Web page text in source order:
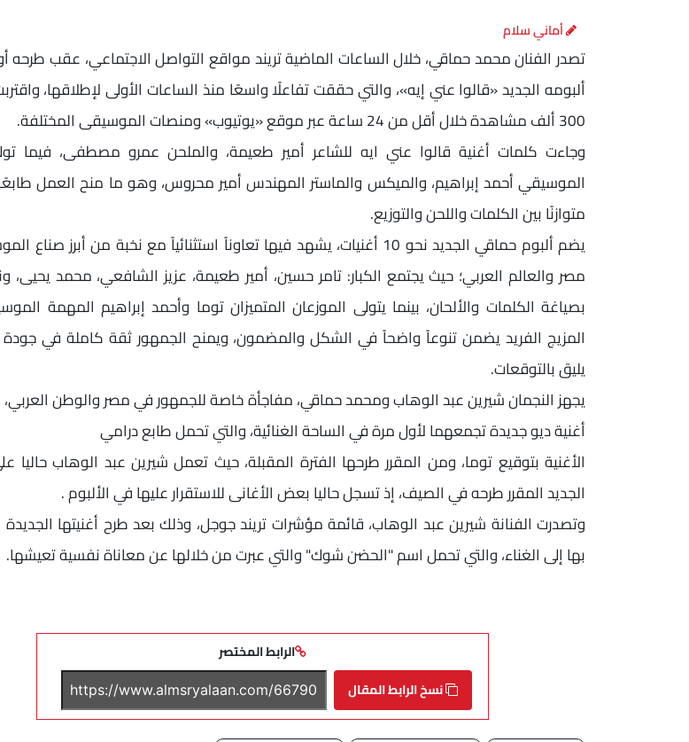
أماني سلام
تصدر الفنان محمد حماقي، خلال الساعات الماضية تريند مواقع التواصل الاجتماعي، عقب طرحه
ألبومه الجديد «قالوا عني إيه»، والتي حققت تفاعلًا واسعًا منذ الساعات الأولى لإطلاقها،
300 ألف مشاهدة خلال أقل من 24 ساعة عبر موقع «يوتيوب» ومنصات الموسيقى المختلفة.
وجاءت كلمات أغنية قالوا عني ايه للشاعر أمير طعيمة، والملحن عمرو مصطفى، فيما
الموسيقي أحمد إبراهيم، والميكس والماستر المهندس أمير محروس، وهو ما منح العمل
متوازنًا بين الكلمات واللحن والتوزيع.
يضم ألبوم حماقي الجديد نحو 10 أغنيات، يشهد فيها تعاوناً استثنائياً مع نخبة من أبرز
مصر والعالم العربي؛ حيث يجتمع الكبار: تامر حسين، أمير طعيمة، عزيز الشافعي، محمد يحيى،
بصياغة الكلمات والألحان، بينما يتولى الموزعان المتميزان توما وأحمد إبراهيم المهمة
المزيج الفريد يضمن تنوعاً واضحاً في الشكل والمضمون، ويمنح الجمهور ثقة كاملة في
يليق بالتوقعات.
يجهز النجمان شيرين عبد الوهاب ومحمد حماقي، مفاجأة خاصة للجمهور في مصر والوطن
أغنية ديو جديدة تجمعهما لأول مرة في الساحة الغنائية، والتي تحمل طابع درامي
الأغنية بتوقيع توما، ومن المقرر طرحها الفترة المقبلة، حيث تعمل شيرين عبد الوهاب حاليا
الجديد المقرر طرحه في الصيف، إذ تسجل حاليا بعض الأغانى للاستقرار عليها في الألبوم .
وتصدرت الفنانة شيرين عبد الوهاب، قائمة مؤشرات تريند جوجل، وذلك بعد طرح أغنيتها
بها إلى الغناء، والتي تحمل اسم "الحضن شوك" والتي عبرت من خلالها عن معاناة نفسية تعيشها.
الرابط المختصر
نسخ الرابط المقال